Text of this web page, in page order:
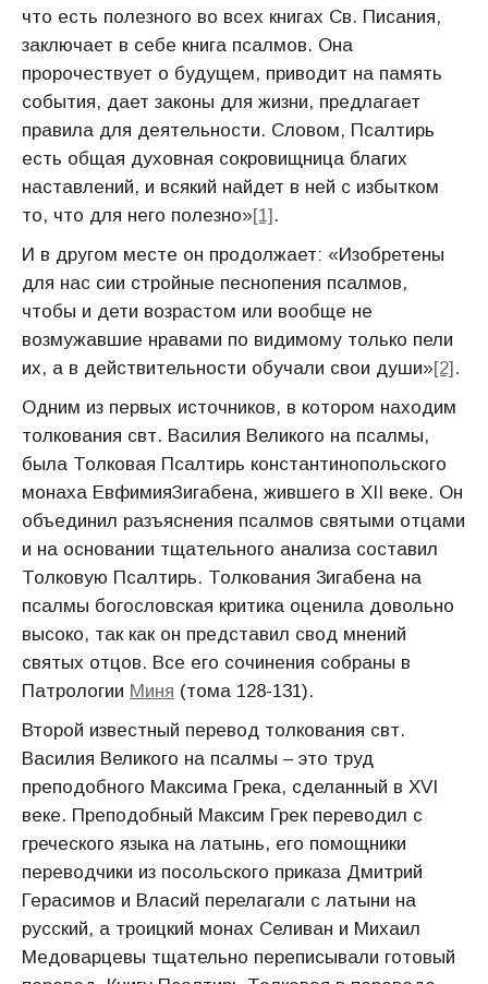
что есть полезного во всех книгах Св. Писания,
заключает в себе книга псалмов. Она
пророчествует о будущем, приводит на память
события, дает законы для жизни, предлагает
правила для деятельности. Словом, Псалтирь
есть общая духовная сокровищница благих
наставлений, и всякий найдет в ней с избытком
то, что для него полезно»[1].
И в другом месте он продолжает: «Изобретены
для нас сии стройные песнопения псалмов,
чтобы и дети возрастом или вообще не
возмужавшие нравами по видимому только пели
их, а в действительности обучали свои души»[2].
Одним из первых источников, в котором находим
толкования свт. Василия Великого на псалмы,
была Толковая Псалтирь константинопольского
монаха ЕвфимияЗигабена, жившего в ХII веке. Он
объединил разъяснения псалмов святыми отцами
и на основании тщательного анализа составил
Толковую Псалтирь. Толкования 3игабена на
псалмы богословская критика оценила довольно
высоко, так как он представил свод мнений
святых отцов. Все его сочинения собраны в
Патрологии Миня (тома 128-131).
Второй известный перевод толкования свт.
Василия Великого на псалмы – это труд
преподобного Максима Грека, сделанный в ХVI
веке. Преподобный Максим Грек переводил с
греческого языка на латынь, его помощники
переводчики из посольского приказа Дмитрий
Герасимов и Власий перелагали с латыни на
русский, а троицкий монах Селиван и Михаил
Медоварцевы тщательно переписывали готовый